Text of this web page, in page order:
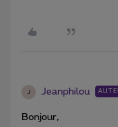
J Jeanphilou
Bonjour,